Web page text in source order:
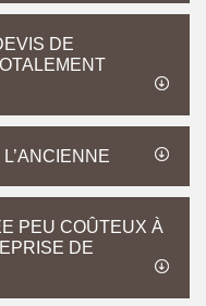
DE
PEU COÛTEUX À
DE